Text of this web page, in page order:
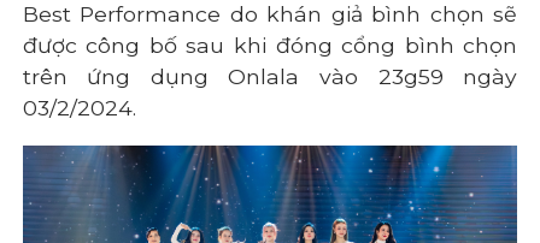
Best Performance do khán giả bình chọn sẽ
được công bố sau khi đóng cổng bình chọn
trên ứng dụng Onlala vào 23g59 ngày
03/2/2024.